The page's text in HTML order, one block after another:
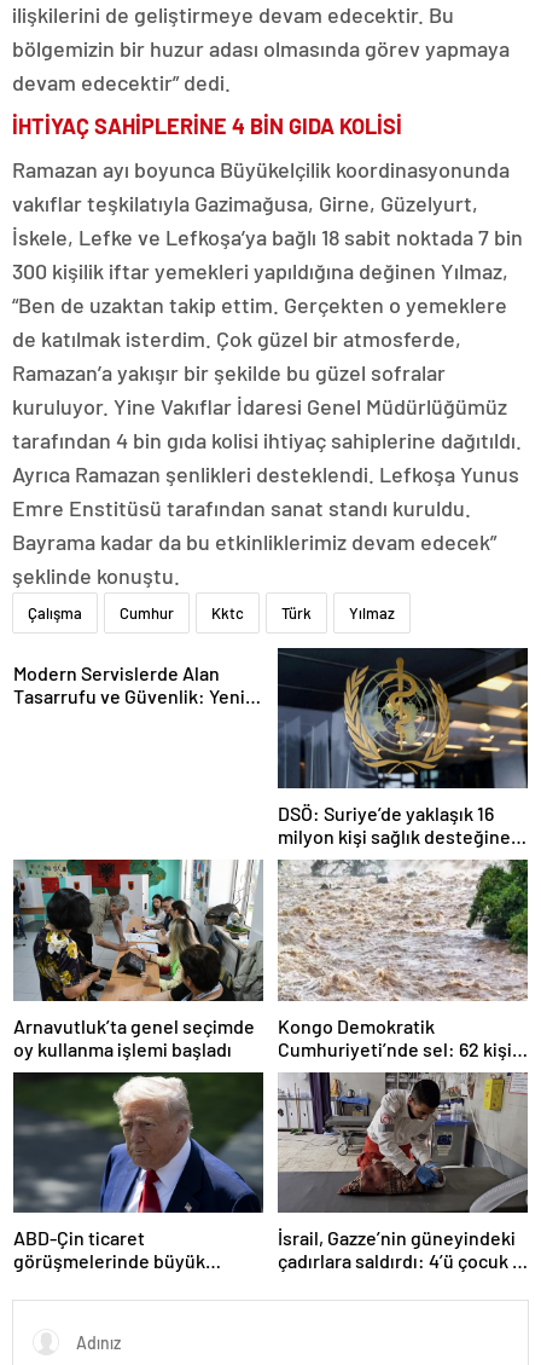
ilişkilerini de geliştirmeye devam edecektir. Bu
bölgemizin bir huzur adası olmasında görev yapmaya
devam edecektir” dedi.
İHTİYAÇ SAHİPLERİNE 4 BİN GIDA KOLİSİ
Ramazan ayı boyunca Büyükelçilik koordinasyonunda
vakıflar teşkilatıyla Gazimağusa, Girne, Güzelyurt,
İskele, Lefke ve Lefkoşa’ya bağlı 18 sabit noktada 7 bin
300 kişilik iftar yemekleri yapıldığına değinen Yılmaz,
“Ben de uzaktan takip ettim. Gerçekten o yemeklere
de katılmak isterdim. Çok güzel bir atmosferde,
Ramazan’a yakışır bir şekilde bu güzel sofralar
kuruluyor. Yine Vakıflar İdaresi Genel Müdürlüğümüz
tarafından 4 bin gıda kolisi ihtiyaç sahiplerine dağıtıldı.
Ayrıca Ramazan şenlikleri desteklendi. Lefkoşa Yunus
Emre Enstitüsü tarafından sanat standı kuruldu.
Bayrama kadar da bu etkinliklerimiz devam edecek”
şeklinde konuştu.
Çalışma Cumhur Kktc Türk Yılmaz
Modern Servislerde Alan
Tasarrufu ve Güvenlik: Yeni
DSÖ: Suriye’de yaklaşık 16
milyon kişi sağlık desteğine
ihtiyaç duyuyor
Arnavutluk’ta genel seçimde
oy kullanma işlemi başladı
Kongo Demokratik
Cumhuriyeti’nde sel: 62 kişi
hayatını kaybetti
ABD-Çin ticaret
görüşmelerinde büyük
İsrail, Gazze’nin güneyindeki
çadırlara saldırdı: 4’ü çocuk 8